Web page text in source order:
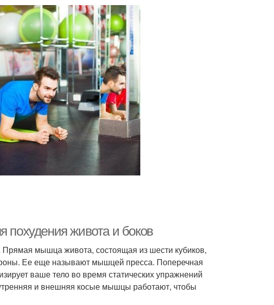
живота и боков
мышца живота, состоящая из шести кубиков,
Ее еще называют мышцей пресса. Поперечная
ваше тело во время статических упражнений
и внешняя косые мышцы работают, чтобы